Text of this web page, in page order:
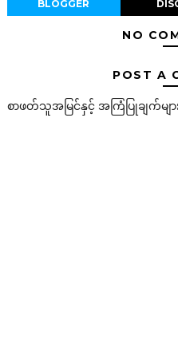
BLOGGER
NO
POST A
စာဖတ်သူအမြင်နှင့် အကြံပြုချက်မ